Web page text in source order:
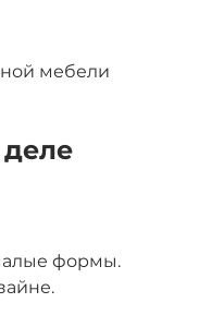
мебели
формы.